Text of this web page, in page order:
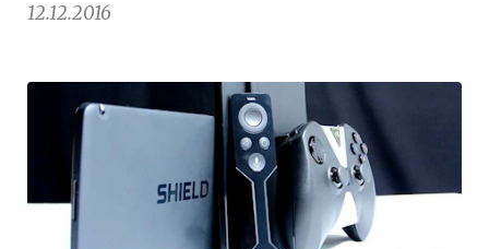
12.12.2016